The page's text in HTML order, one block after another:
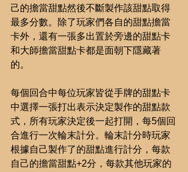
己的擔當甜點然後不斷製作該甜點取得
最多分數。除了玩家們各自的甜點擔當
卡外，還有一張多出置於旁邊的甜點卡
和大師擔當甜點卡都是面朝下隱藏著
的。
每個回合中每位玩家皆從手牌的甜點卡
中選擇一張打出表示決定製作的甜點款
式，所有玩家決定後一起打開，每5個回
合進行一次輪末計分。輪末計分時玩家
根據自己製作了的甜點進行計分，每款
自己的擔當甜點+2分，每款其他玩家的